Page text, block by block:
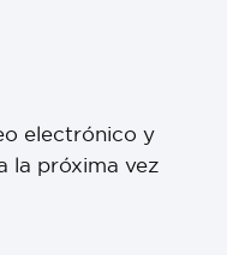
electrónico y
la próxima vez